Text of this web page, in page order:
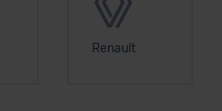
anfordern.
Datenschutzerklärung
Renault